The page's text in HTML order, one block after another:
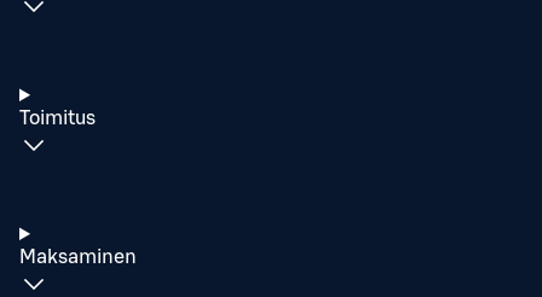
Toimitus
Maksaminen